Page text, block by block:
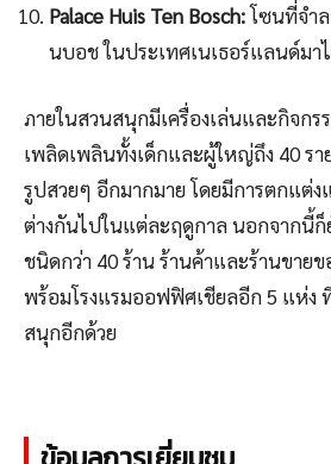
Palace Huis Ten Bosch:โซนที่จำล
นบอช ในประเทศเนเธอร์แลนด์ม
ภายในสวนสนุกมีเครื่องเล่นและกิจกร
เพลิดเพลินทั้งเด็กและผู้ใหญ่ถึง 40 ร
รูปสวยๆ อีกมากมาย โดยมีการตกแต่
ต่างกันไปในแต่ละฤดูกาล นอกจากนี้ก็
ชนิดกว่า 40 ร้าน ร้านค้าและร้านขาย
พร้อมโรงแรมออฟฟิศเชียลอีก 5 แห่ง
สนุกอีกด้วย